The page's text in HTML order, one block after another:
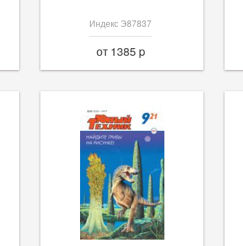
Индекс Э87837
от 1385 p